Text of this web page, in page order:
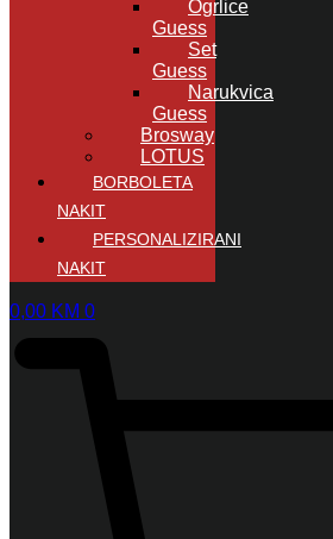
Ogrlice
Guess
Set
Guess
Narukvica
Guess
Brosway
LOTUS
BORBOLETA
NAKIT
PERSONALIZIRANI
NAKIT
0,00 KM 0